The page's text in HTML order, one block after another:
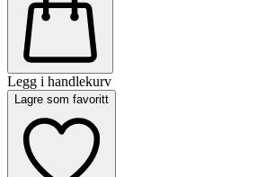
Legg i handlekurv
Lagre som favoritt